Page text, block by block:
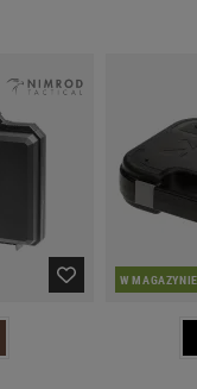
W MAGAZYNIE